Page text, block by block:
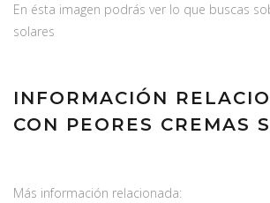
En ésta imagen podrás ver lo que buscas
solares
INFORMACIÓN
CON PEORES CREMAS
Más información relacionada: